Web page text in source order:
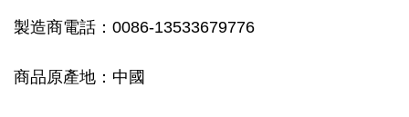
製造商電話：0086-13533679776
商品原產地：中國